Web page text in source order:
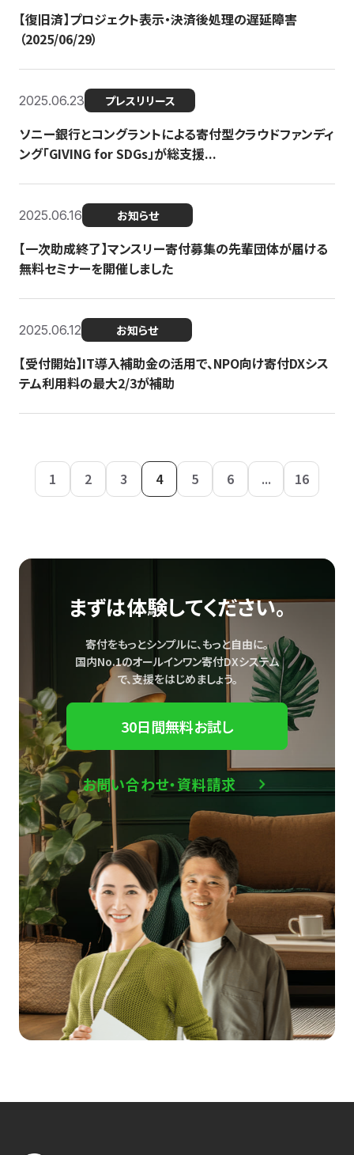
【復旧済】プロジェクト表示・決済後処理の遅延障害
（2025/06/29）
2025.06.23 プレスリリース
ソニー銀行とコングラントによる寄付型クラウドファンディ
ング「GIVING for SDGs」が総支援...
2025.06.16 お知らせ
【一次助成終了】マンスリー寄付募集の先輩団体が届ける
無料セミナーを開催しました
2025.06.12 お知らせ
【受付開始】IT導入補助金の活用で、NPO向け寄付DXシス
テム利用料の最大2/3が補助
1 2 3 4 5 6 ... 16
まずは体験してください。
寄付をもっとシンプルに、もっと自由に。
国内No.1のオールインワン寄付DXシステム
で、支援をはじめましょう。
30日間無料お試し
お問い合わせ・資料請求